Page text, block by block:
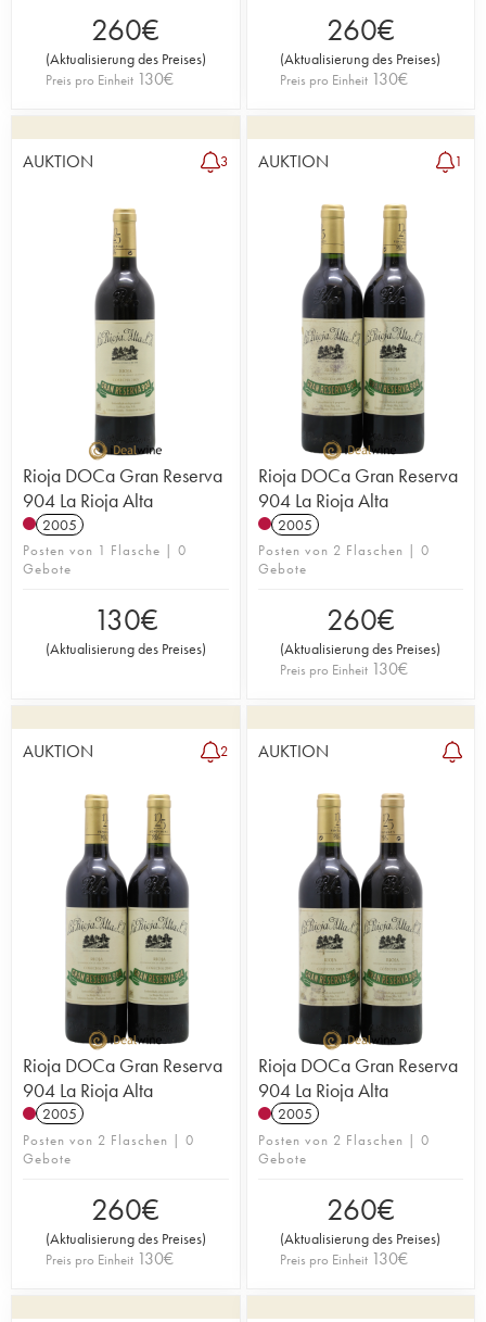
260€
(Aktualisierung des Preises)
Preis pro Einheit 130€
260€
(Aktualisierung des Preises)
Preis pro Einheit 130€
AUKTION 3
Rioja DOCa Gran Reserva
904 La Rioja Alta
2005
Posten von 1 Flasche | 0
Gebote
130€
(Aktualisierung des Preises)
AUKTION 1
Rioja DOCa Gran Reserva
904 La Rioja Alta
2005
Posten von 2 Flaschen | 0
Gebote
260€
(Aktualisierung des Preises)
Preis pro Einheit 130€
AUKTION 2
Rioja DOCa Gran Reserva
904 La Rioja Alta
2005
Posten von 2 Flaschen | 0
Gebote
260€
(Aktualisierung des Preises)
Preis pro Einheit 130€
AUKTION
Rioja DOCa Gran Reserva
904 La Rioja Alta
2005
Posten von 2 Flaschen | 0
Gebote
260€
(Aktualisierung des Preises)
Preis pro Einheit 130€